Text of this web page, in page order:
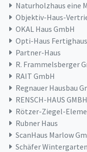
Objektiv-Haus-
OKAL Haus GmbH
Opti-Haus
Partner-Haus
R. Frammelsberger
RAIT GmbH
Regnauer Hausbau
RENSCH-HAUS GMBH
Rötzer-Ziegel-
Rubner Haus
ScanHaus Marlow
Schäfer